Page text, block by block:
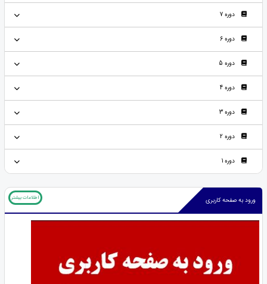
دوره 7
دوره 6
دوره 5
دوره 4
دوره 3
دوره 2
دوره 1
ورود به صفحه کاربری اطلاعات بیشتر